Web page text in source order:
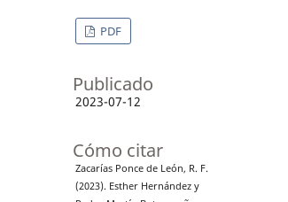
PDF
Publicado
2023-07-12
Cómo citar
Zacarías Ponce de León, R. F.
(2023). Esther Hernández y